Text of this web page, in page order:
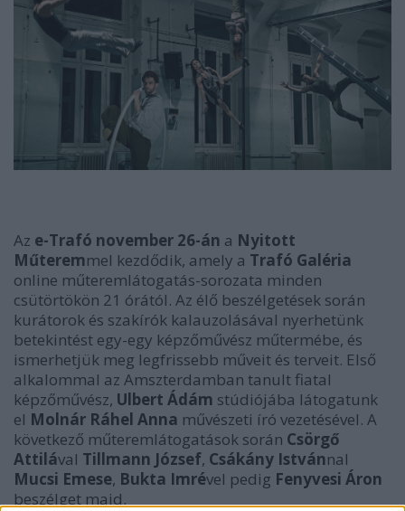
Az e-Trafó november 26-án a Nyitott
Műteremmel kezdődik, amely a Trafó Galéria
online műteremlátogatás-sorozata minden
csütörtökön 21 órától. Az élő beszélgetések során
kurátorok és szakírók kalauzolásával nyerhetünk
betekintést egy-egy képzőművész műtermébe, és
ismerhetjük meg legfrissebb műveit és terveit. Első
alkalommal az Amszterdamban tanult fiatal
képzőművész, Ulbert Ádám stúdiójába látogatunk
el Molnár Ráhel Anna művészeti író vezetésével. A
következő műteremlátogatások során Csörgő
Attilával Tillmann József, Csákány Istvánnal
Mucsi Emese, Bukta Imrével pedig Fenyvesi Áron
beszélget majd.